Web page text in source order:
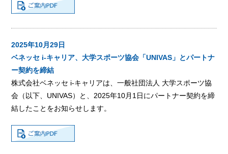
2025年10月29日
ベネッセ i-キャリア、大学スポーツ協会「UNIVAS」とパートナ
ー契約を締結
株式会社ベネッセ i-キャリアは、一般社団法人 大学スポーツ協
会（以下、UNIVAS）と、2025年10月1日にパートナー契約を締
結したことをお知らせします。